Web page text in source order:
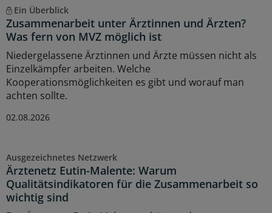
Ein Überblick
Zusammenarbeit unter Ärztinnen und Ärzten?
Was fern von MVZ möglich ist
Niedergelassene Ärztinnen und Ärzte müssen nicht als
Einzelkämpfer arbeiten. Welche
Kooperationsmöglichkeiten es gibt und worauf man
achten sollte.
02.08.2026
Ausgezeichnetes Netzwerk
Ärztenetz Eutin-Malente: Warum
Qualitätsindikatoren für die Zusammenarbeit so
wichtig sind